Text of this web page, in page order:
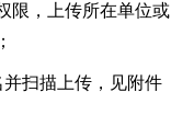
限，
上传所在单位或
并扫描上传，见附件